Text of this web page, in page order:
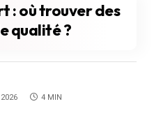
: où trouver des
qualité ?
4 MIN